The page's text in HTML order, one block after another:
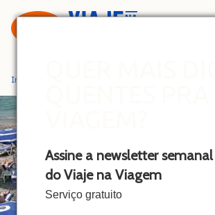
Assine a newsletter semanal
do Viaje na Viagem
Serviço gratuito
c
o
n
t
e
n
t
Início